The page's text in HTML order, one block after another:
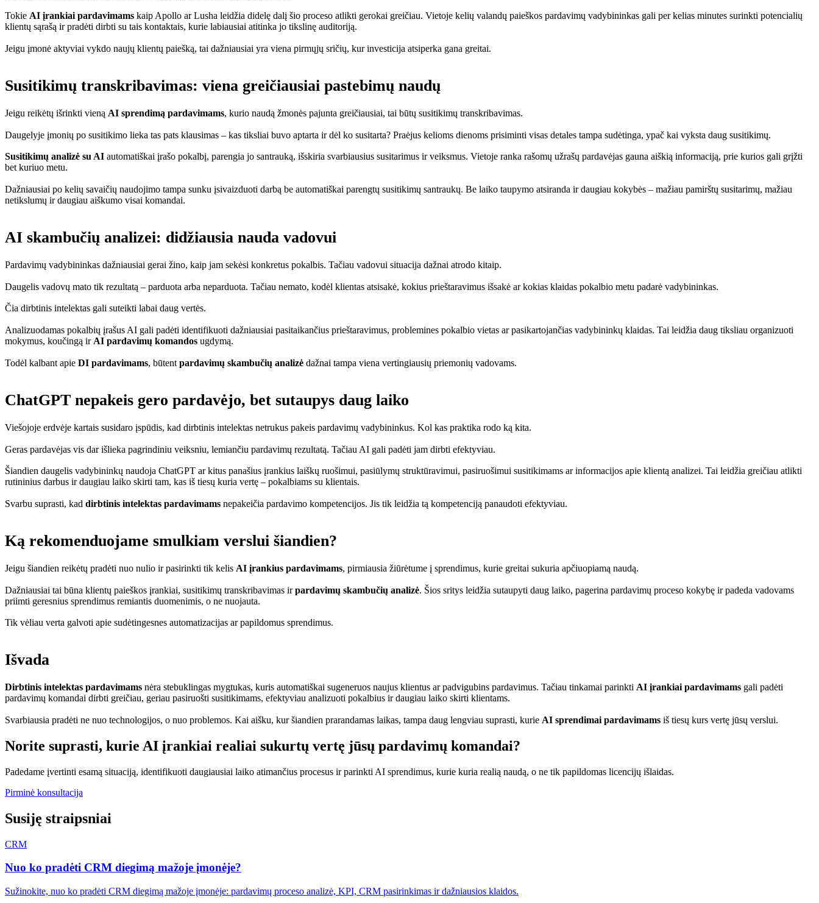
Tokie AI įrankiai pardavimams kaip Apollo ar Lusha leidžia didelę dalį šio proceso atlikti gerokai greičiau. Vietoje kelių valandų paieškos pardavimų vadybininkas gali per kelias minutes surinkti potencialių
klientų sąrašą ir pradėti dirbti su tais kontaktais, kurie labiausiai atitinka jo tikslinę auditoriją.
Jeigu įmonė aktyviai vykdo naujų klientų paiešką, tai dažniausiai yra viena pirmųjų sričių, kur investicija atsiperka gana greitai.
Susitikimų transkribavimas: viena greičiausiai pastebimų naudų
Jeigu reikėtų išrinkti vieną AI sprendimą pardavimams, kurio naudą žmonės pajunta greičiausiai, tai būtų susitikimų transkribavimas.
Daugelyje įmonių po susitikimo lieka tas pats klausimas – kas tiksliai buvo aptarta ir dėl ko susitarta? Praėjus kelioms dienoms prisiminti visas detales tampa sudėtinga, ypač kai vyksta daug susitikimų.
Susitikimų analizė su AI automatiškai įrašo pokalbį, parengia jo santrauką, išskiria svarbiausius susitarimus ir veiksmus. Vietoje ranka rašomų užrašų pardavėjas gauna aiškią informaciją, prie kurios gali grįžti
bet kuriuo metu.
Dažniausiai po kelių savaičių naudojimo tampa sunku įsivaizduoti darbą be automatiškai parengtų susitikimų santraukų. Be laiko taupymo atsiranda ir daugiau kokybės – mažiau pamirštų susitarimų, mažiau
netikslumų ir daugiau aiškumo visai komandai.
AI skambučių analizei: didžiausia nauda vadovui
Pardavimų vadybininkas dažniausiai gerai žino, kaip jam sekėsi konkretus pokalbis. Tačiau vadovui situacija dažnai atrodo kitaip.
Daugelis vadovų mato tik rezultatą – parduota arba neparduota. Tačiau nemato, kodėl klientas atsisakė, kokius prieštaravimus išsakė ar kokias klaidas pokalbio metu padarė vadybininkas.
Čia dirbtinis intelektas gali suteikti labai daug vertės.
Analizuodamas pokalbių įrašus AI gali padėti identifikuoti dažniausiai pasitaikančius prieštaravimus, problemines pokalbio vietas ar pasikartojančias vadybininkų klaidas. Tai leidžia daug tiksliau organizuoti
mokymus, koučingą ir AI pardavimų komandos ugdymą.
Todėl kalbant apie DI pardavimams, būtent pardavimų skambučių analizė dažnai tampa viena vertingiausių priemonių vadovams.
ChatGPT nepakeis gero pardavėjo, bet sutaupys daug laiko
Viešojoje erdvėje kartais susidaro įspūdis, kad dirbtinis intelektas netrukus pakeis pardavimų vadybininkus. Kol kas praktika rodo ką kita.
Geras pardavėjas vis dar išlieka pagrindiniu veiksniu, lemiančiu pardavimų rezultatą. Tačiau AI gali padėti jam dirbti efektyviau.
Šiandien daugelis vadybininkų naudoja ChatGPT ar kitus panašius įrankius laiškų ruošimui, pasiūlymų struktūravimui, pasiruošimui susitikimams ar informacijos apie klientą analizei. Tai leidžia greičiau atlikti
rutininius darbus ir daugiau laiko skirti tam, kas iš tiesų kuria vertę – pokalbiams su klientais.
Svarbu suprasti, kad dirbtinis intelektas pardavimams nepakeičia pardavimo kompetencijos. Jis tik leidžia tą kompetenciją panaudoti efektyviau.
Ką rekomenduojame smulkiam verslui šiandien?
Jeigu šiandien reikėtų pradėti nuo nulio ir pasirinkti tik kelis AI įrankius pardavimams, pirmiausia žiūrėtume į sprendimus, kurie greitai sukuria apčiuopiamą naudą.
Dažniausiai tai būna klientų paieškos įrankiai, susitikimų transkribavimas irpardavimų skambučių analizė. Šios sritys leidžia sutaupyti daug laiko, pagerina pardavimų proceso kokybę ir padeda vadovams
priimti geresnius sprendimus remiantis duomenimis, o ne nuojauta.
Tik vėliau verta galvoti apie sudėtingesnes automatizacijas ar papildomus sprendimus.
Išvada
Dirbtinis intelektas pardavimams nėra stebuklingas mygtukas, kuris automatiškai sugeneruos naujus klientus ar padvigubins pardavimus. Tačiau tinkamai parinkti AI įrankiai pardavimams gali padėti
pardavimų komandai dirbti greičiau, geriau pasiruošti susitikimams, efektyviau analizuoti pokalbius ir daugiau laiko skirti klientams.
Svarbiausia pradėti ne nuo technologijos, o nuo problemos. Kai aišku, kur šiandien prarandamas laikas, tampa daug lengviau suprasti, kurie AI sprendimai pardavimams iš tiesų kurs vertę jūsų verslui.
Norite suprasti, kurie AI įrankiai realiai sukurtų vertę jūsų pardavimų komandai?
Padedame įvertinti esamą situaciją, identifikuoti daugiausiai laiko atimančius procesus ir parinkti AI sprendimus, kurie kuria realią naudą, o ne tik papildomas licencijų išlaidas.
Pirminė konsultacija
Susiję straipsniai
CRM
Nuo ko pradėti CRM diegimą mažoje įmonėje?
Sužinokite, nuo ko pradėti CRM diegimą mažoje įmonėje: pardavimų proceso analizė, KPI, CRM pasirinkimas ir dažniausios klaidos.